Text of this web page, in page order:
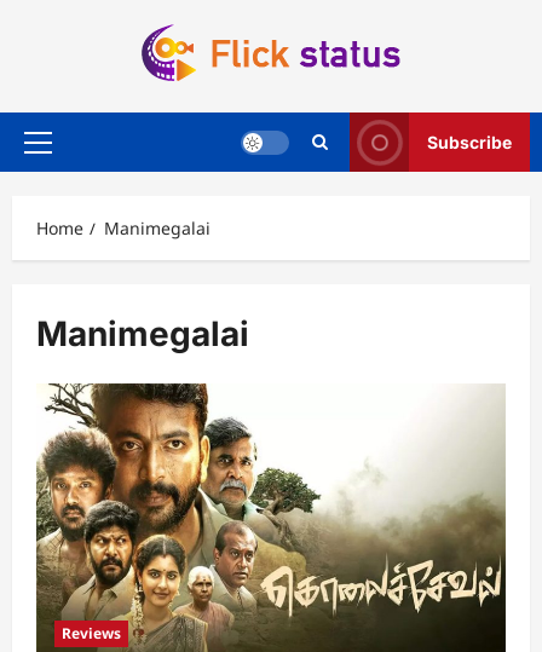
Primary
Subscribe
Home Manimegalai
Manimegalai
Reviews